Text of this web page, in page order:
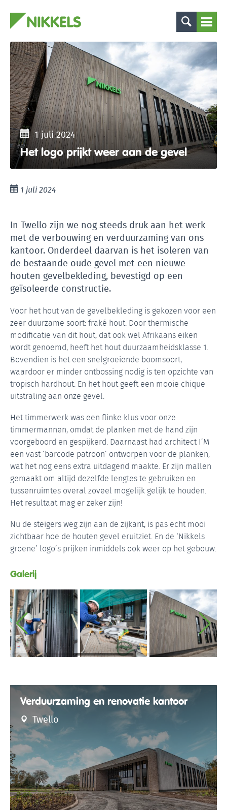
1 juli 2024
Het logo prijkt weer aan de gevel
1 juli 2024
In Twello zijn we nog steeds druk aan het werk
met de verbouwing en verduurzaming van ons
kantoor. Onderdeel daarvan is het isoleren van
de bestaande oude gevel met een nieuwe
houten gevelbekleding, bevestigd op een
geïsoleerde constructie.
Voor het hout van de gevelbekleding is gekozen voor een
zeer duurzame soort: fraké hout. Door thermische
modificatie van dit hout, dat ook wel Afrikaans eiken
wordt genoemd, heeft het hout duurzaamheidsklasse 1.
Bovendien is het een snelgroeiende boomsoort,
waardoor er minder ontbossing nodig is ten opzichte van
tropisch hardhout. En het hout geeft een mooie chique
uitstraling aan onze gevel.
Het timmerwerk was een flinke klus voor onze
timmermannen, omdat de planken met de hand zijn
voorgeboord en gespijkerd. Daarnaast had architect I’M
een vast ‘barcode patroon’ ontworpen voor de planken,
wat het nog eens extra uitdagend maakte. Er zijn mallen
gemaakt om altijd dezelfde lengtes te gebruiken en
tussenruimtes overal zoveel mogelijk gelijk te houden.
Het resultaat mag er zeker zijn!
Nu de steigers weg zijn aan de zijkant, is pas echt mooi
zichtbaar hoe de houten gevel eruitziet. En de ‘Nikkels
groene’ logo’s prijken inmiddels ook weer op het gebouw.
Galerij
Verduurzaming en renovatie kantoor
Twello